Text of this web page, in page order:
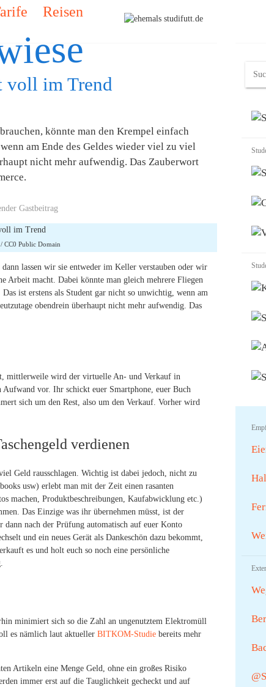
Reisen
voll im Trend
könnte man den Krempel einfach
am Ende des Geldes wieder viel zu viel
nicht mehr aufwendig. Das Zauberwort
Gastbeitrag
/ CC0 Public Domain
lassen wir sie entweder im Keller verstauben oder wir
Arbeit macht. Dabei könnte man gleich mehrere Fliegen
ist erstens als Student gar nicht so unwichtig, wenn am
obendrein überhaupt nicht mehr aufwendig. Das
mittlerweile wird der virtuelle An- und Verkauf in
vor. Ihr schickt euer Smartphone, euer Buch
sich um den Rest, also um den Verkauf. Vorher wird
verdienen
Geld rausschlagen. Wichtig ist dabei jedoch, nicht zu
usw) erlebt man mit der Zeit einen rasanten
machen, Produktbeschreibungen, Kaufabwicklung etc.)
Das Einzige was ihr übernehmen müsst, ist der
dann nach der Prüfung automatisch auf euer Konto
und ein neues Gerät als Dankeschön dazu bekommt,
es und holt euch so noch eine persönliche
minimiert sich so die Zahl an ungenutztem Elektromüll
es nämlich laut aktueller BITKOM-Studie bereits mehr
Artikeln eine Menge Geld, ohne ein großes Risiko
immer erst auf die Tauglichkeit gecheckt und auf